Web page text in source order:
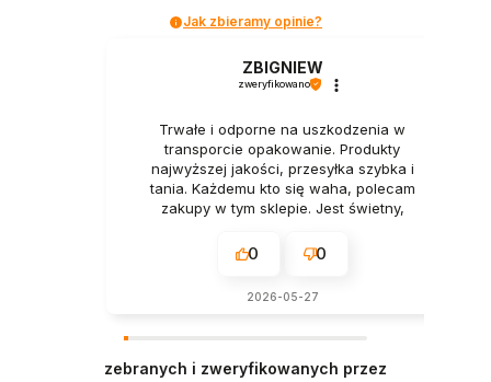
Jak zbieramy opinie?
ZBIGNIEW
zweryfikowano
Trwałe i odporne na uszkodzenia w
transporcie opakowanie. Produkty
najwyższej jakości, przesyłka szybka i
tania. Każdemu kto się waha, polecam
zakupy w tym sklepie. Jest świetny,
0 0
2026-05-27
zebranych i zweryfikowanych przez